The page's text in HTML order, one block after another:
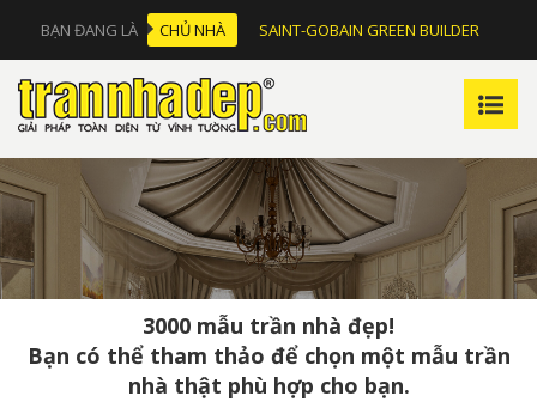
BẠN ĐANG LÀ CHỦ NHÀ SAINT-GOBAIN GREEN BUILDER
3000 mẫu trần nhà đẹp!
Bạn có thể tham thảo để chọn một mẫu trần
nhà thật phù hợp cho bạn.